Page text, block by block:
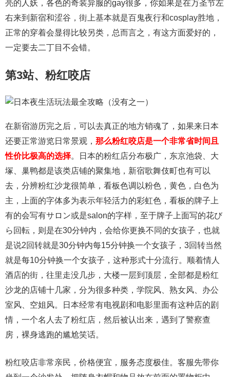
亮的人妖，各色的奇装异服的gay很多，你如果是在万圣节左
右来到新宿和涩谷，街上基本就是百鬼夜行和cosplay胜地，
正常的穿着会显得比较另类，总而言之，有这方面爱好的，
一定要去二丁目不会错。
第3站、粉红咬店
在新宿游历完之后，可以去真正的地方销魂了，如果来日本
还要正常游览日常景观， 那么粉红咬店是一个非常省时间且
性价比极高的选择。日本的粉红店分布极广，东京池袋、大
塚、巢鸭都是该类店铺的聚集地，新宿歌舞伎町也有可以
去，分辨粉红沙龙很简单，看板色调以粉色，黄色，白色为
主，上面的字体多为表示年轻活力的彩虹色，看板的牌子上
有的会写有サロン或是salon的字样，至于牌子上面写的花び
ら回転，则是在30分钟内，会给你更换不同的女孩子，也就
是说2回转就是30分钟内每15分钟换一个女孩子，3回转当然
就是每10分钟换一个女孩子，这种形式十分流行。顺着情人
酒店的街，往里走没几步，大楼一层到顶层，全部都是粉红
沙龙的店铺十几家，分为很多种类，学院风、熟女风、办公
室风、空姐风。日本经常有电视剧和电影里面有这种店的剧
情，一个名人去了粉红店，然后被认出来，遇到了警察查
房，裸身逃跑的尴尬笑话。
粉红咬店非常亲民，价格便宜，服务态度极佳。客服先带你